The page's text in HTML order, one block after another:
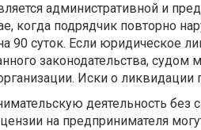
административной и
когда подрядчик повторно
90 суток. Если юридическое
законодательства,
Иски о ликвидации
деятельность
на предпринимателя